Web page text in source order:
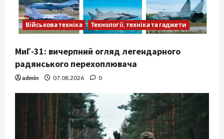
Військова техніка Технології, техніка та гаджети
МиГ-31: вичерпний огляд легендарного
радянського перехоплювача
admin 07.08.2026 0